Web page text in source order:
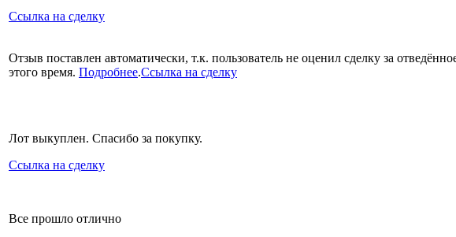
Ссылка на сделку
Отзыв поставлен автоматически, т.к. пользователь не оценил сделку за
этого время. Подробнее.Ссылка на сделку
Лот выкуплен. Спасибо за покупку.
Ссылка на сделку
Все прошло отлично